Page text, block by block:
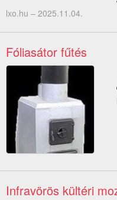
lxo.hu – 2025.11.04.
Fóliasátor fűtés
Infravörös kültéri